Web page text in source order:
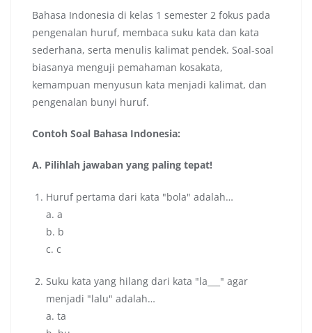
Bahasa Indonesia di kelas 1 semester 2 fokus pada
pengenalan huruf, membaca suku kata dan kata
sederhana, serta menulis kalimat pendek. Soal-soal
biasanya menguji pemahaman kosakata,
kemampuan menyusun kata menjadi kalimat, dan
pengenalan bunyi huruf.
Contoh Soal Bahasa Indonesia:
A. Pilihlah jawaban yang paling tepat!
Huruf pertama dari kata "bola" adalah…
a. a
b. b
c. c
Suku kata yang hilang dari kata "la___" agar
menjadi "lalu" adalah…
a. ta